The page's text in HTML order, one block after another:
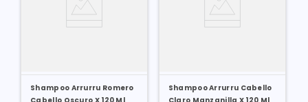
Shampoo Arrurru Romero
Shampoo Arrurru Cabello